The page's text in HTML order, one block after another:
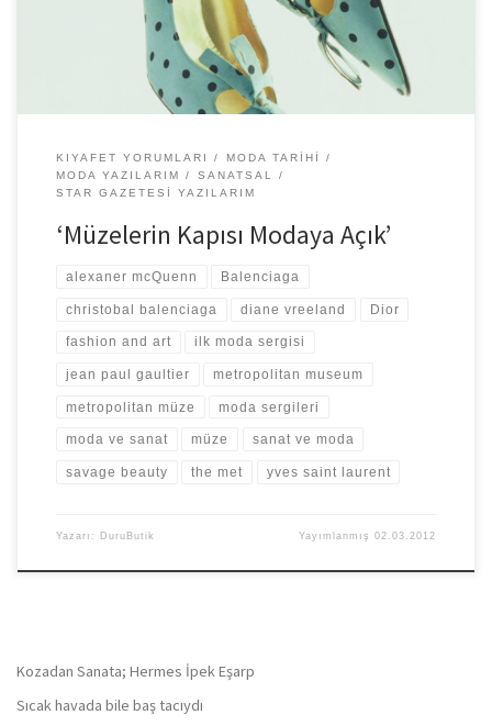
KIYAFET YORUMLARI
MODA TARIHI
MODA YAZILARIM
SANATSAL
STAR GAZETESI YAZILARIM
‘Müzelerin Kapısı Modaya Açık’
alexaner mcQuenn Balenciaga
christobal balenciaga diane vreeland Dior
fashion and art ilk moda sergisi
jean paul gaultier metropolitan museum
metropolitan müze moda sergileri
moda ve sanat müze sanat ve moda
savage beauty the met yves saint laurent
Yazarı: DuruButik Yayımlanmış02.03.2012
Kozadan Sanata; Hermes İpek Eşarp
Sıcak havada bile baş tacıydı